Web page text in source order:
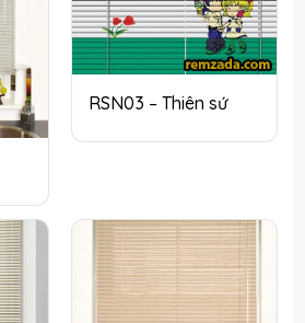
RSN03 – Thiên sứ